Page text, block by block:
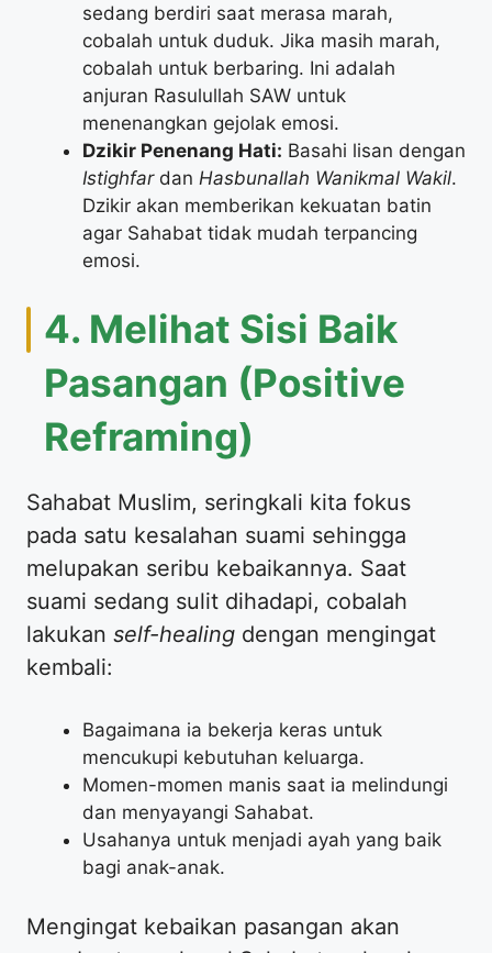
sedang berdiri saat merasa marah,
cobalah untuk duduk. Jika masih marah,
cobalah untuk berbaring. Ini adalah
anjuran Rasulullah SAW untuk
menenangkan gejolak emosi.
Dzikir Penenang Hati: Basahi lisan dengan
Istighfardan Hasbunallah Wanikmal Wakil.
Dzikir akan memberikan kekuatan batin
agar Sahabat tidak mudah terpancing
emosi.
​4. Melihat Sisi Baik
Pasangan (Positive
Reframing)
​Sahabat Muslim, seringkali kita fokus
pada satu kesalahan suami sehingga
melupakan seribu kebaikannya. Saat
suami sedang sulit dihadapi, cobalah
lakukan self-healing dengan mengingat
kembali:
​Bagaimana ia bekerja keras untuk
mencukupi kebutuhan keluarga.
​Momen-momen manis saat ia melindungi
dan menyayangi Sahabat.
​Usahanya untuk menjadi ayah yang baik
bagi anak-anak.
​Mengingat kebaikan pasangan akan